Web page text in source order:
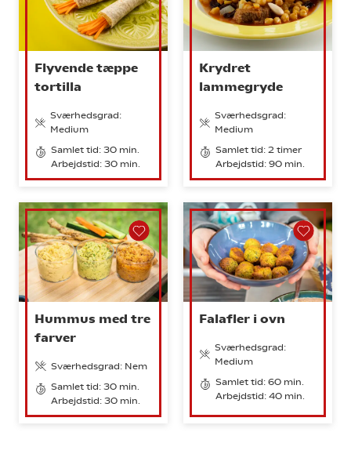
Flyvende tæppe
tortilla
Sværhedsgrad:
Medium
Samlet tid: 30 min.
Arbejdstid: 30 min.
Krydret
lammegryde
Sværhedsgrad:
Medium
Samlet tid: 2 timer
Arbejdstid: 90 min.
Hummus med tre
farver
Sværhedsgrad: Nem
Samlet tid: 30 min.
Arbejdstid: 30 min.
Falafler i ovn
Sværhedsgrad:
Medium
Samlet tid: 60 min.
Arbejdstid: 40 min.